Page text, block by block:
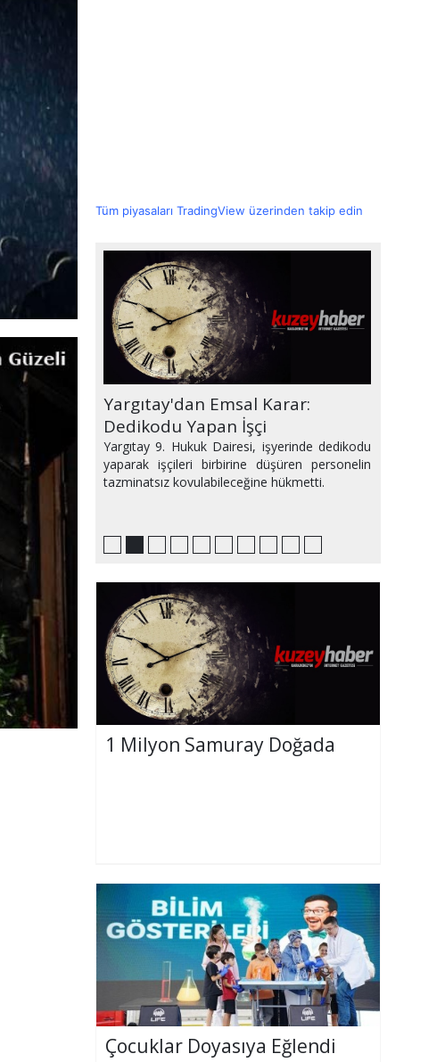
Tüm piyasaları TradingView üzerinden takip edin
Ağustos Ayı Avrupa'yı Sıcaktan
Kavurdu
Yargıtay'dan Emsal Karar:
Dedikodu Yapan İşçi
Yargıtay 9. Hukuk Dairesi, işyerinde dedikodu
yaparak işçileri birbirine düşüren personelin
tazminatsız kovulabileceğine hükmetti.
Bu Hafta Sinemalarda Yeni
Filmler Var
PlayStation'da Zirvede Hangi
Oyunlar Var?
Samsun'da Haftanın Etkinlikleri
Medyum Makbule Kimdir ve
Makbule Hoca Büyü Bozar mı?
IQ sıralamasında geriledik!
2,5 saatimiz sosyal medyada
geçiyor
Plajda2.5 ton atık
Evinizi Yeni Gibi Gösterecek
Dekorasyon Önerileri
1 Milyon Samuray Doğada
Çocuklar Doyasıya Eğlendi